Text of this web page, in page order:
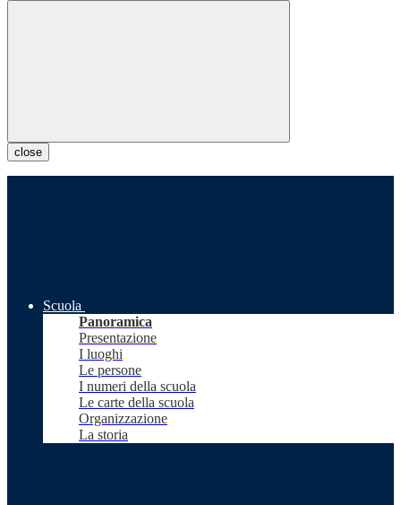
close
Scuola
Panoramica
Presentazione
I luoghi
Le persone
I numeri della scuola
Le carte della scuola
Organizzazione
La storia